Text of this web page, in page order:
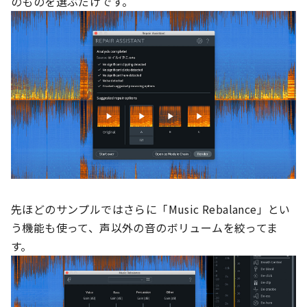
先ほどのサンプルではさらに「Music Rebalance」とい
う機能も使って、声以外の音のボリュームを絞ってま
す。